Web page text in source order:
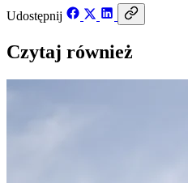
Udostępnij
Czytaj również